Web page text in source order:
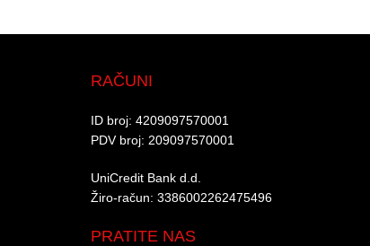
RAČUNI
ID broj: 4209097570001​
PDV broj: 209097570001 ​
UniCredit Bank d.d.​
Žiro-račun: 3386002262475496​​
PRATITE NAS